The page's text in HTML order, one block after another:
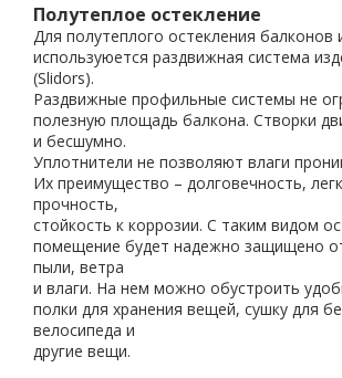
Полутеплое остекление
Для полутеплого остекления балконов
используюется раздвижная система
(Slidors).
Раздвижные профильные системы не
полезную площадь балкона. Створки
и бесшумно.
Уплотнители не позволяют влаги
Их преимущество – долговечность,
прочность,
стойкость к коррозии. С таким видом
помещение будет надежно защищено
пыли, ветра
и влаги. На нем можно обустроить
полки для хранения вещей, сушку для
велосипеда и
другие вещи.